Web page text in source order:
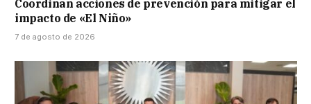
Coordinan acciones de prevención para mitigar el
impacto de «El Niño»
7 de agosto de 2026